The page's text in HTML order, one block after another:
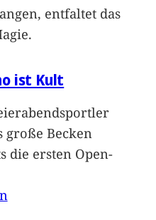
entfaltet das
ist Kult
große Becken
die ersten Open-